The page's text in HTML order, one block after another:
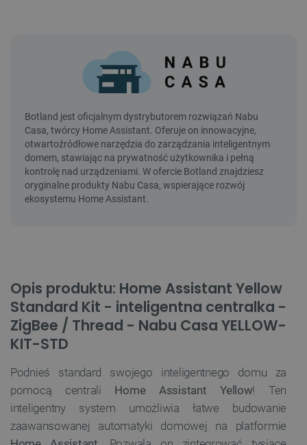
Opis produktu: Home Assistant Yellow
Standard Kit - inteligentna centralka -
ZigBee / Thread - Nabu Casa YELLOW-
KIT-STD
Podnieś standard swojego inteligentnego domu za
pomocą centrali Home Assistant Yellow! Ten
inteligentny system umożliwia łatwe budowanie
zaawansowanej automatyki domowej na platformie